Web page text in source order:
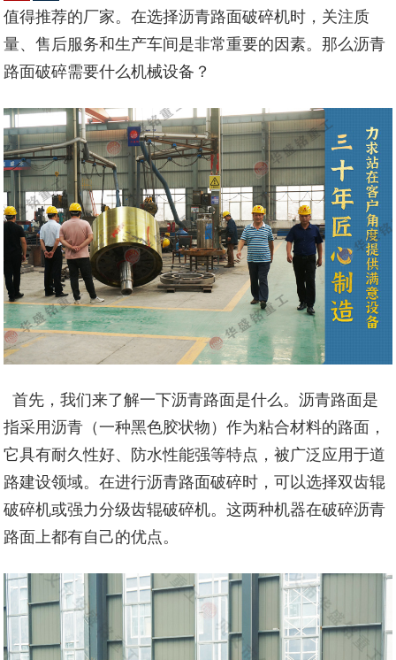
值得推荐的厂家。在选择沥青路面破碎机时，关注质
量、售后服务和生产车间是非常重要的因素。那么沥青
路面破碎需要什么机械设备？
首先，我们来了解一下沥青路面是什么。沥青路面是
指采用沥青（一种黑色胶状物）作为粘合材料的路面，
它具有耐久性好、防水性能强等特点，被广泛应用于道
路建设领域。在进行沥青路面破碎时，可以选择双齿辊
破碎机或强力分级齿辊破碎机。这两种机器在破碎沥青
路面上都有自己的优点。